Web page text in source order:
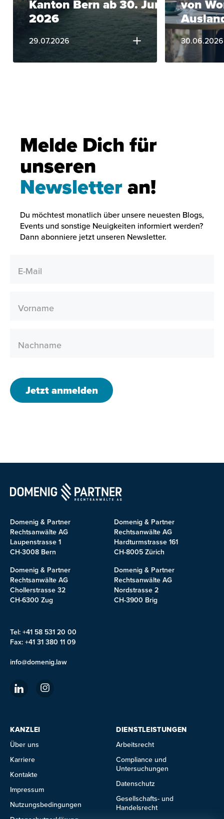
Kanton Bern ab 30. Juni
2026
29.07.2026
von
30.06.2026
Melde Dich für
unseren
Newsletteran!
Du möchtest monatlich über unsere neuesten Blogs,
Events und sonstige Neuigkeiten informiert werden?
Dann abonniere jetzt unseren Newsletter.
E-Mail
Vorname
Nachname
Jetzt anmelden
Domenig & Partner
Rechtsanwälte AG
Laupenstrasse 1
CH-3008 Bern
Domenig & Partner
Rechtsanwälte AG
Hardturmstrasse 161
CH-8005 Zürich
Domenig & Partner
Rechtsanwälte AG
Chollerstrasse 32
CH-6300 Zug
Domenig & Partner
Rechtsanwälte AG
Nordstrasse 2
CH-3900 Brig
Tel: +41 58 531 20 00
Fax: +41 31 380 11 09
info@domenig.law
KANZLEI
Über uns
Karriere
Kontakte
Impressum
Nutzungsbedingungen
DIENSTLEISTUNGEN
Arbeitsrecht
Compliance und
Untersuchungen
Datenschutz
Gesellschafts- und
Handelsrecht